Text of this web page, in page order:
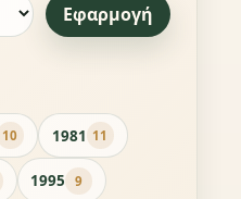
Εφαρμογή
10 1981 11
1995 9